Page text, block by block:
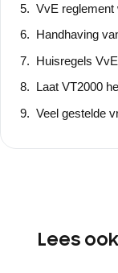
VvE reglement
Veel gestelde
Lees